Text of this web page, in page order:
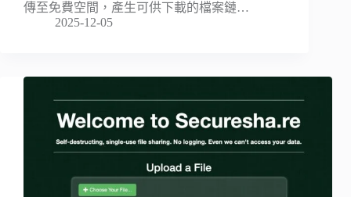
傳至免費空間，產生可供下載的檔案鏈…
2025-12-05